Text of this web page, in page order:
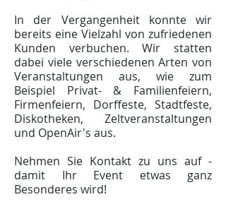
In der Vergangenheit konnte wir
bereits eine Vielzahl von zufriedenen
Kunden verbuchen. Wir statten
dabei viele verschiedenen Arten von
Veranstaltungen aus, wie zum
Beispiel Privat- & Familienfeiern,
Firmenfeiern, Dorffeste, Stadtfeste,
Diskotheken, Zeltveranstaltungen
und OpenAir's aus.
Nehmen Sie Kontakt zu uns auf -
damit Ihr Event etwas ganz
Besonderes wird!